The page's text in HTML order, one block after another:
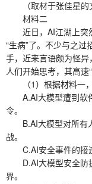
（取材于张佳星的
材料二
近日，AI江湖上突
“生病”了。不少与之
手，近来言语颇为怪异
人们开始思考，其高速
（1）根据材料一
A.AI大模型遭到软
令。
B.AI大模型对所有
战。
C.AI安全事件的接连
D.AI大模型安全防
界。